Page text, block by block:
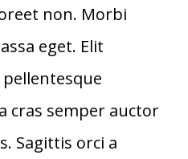
non. Morbi
eget. Elit
cras semper auctor
Sagittis orci a